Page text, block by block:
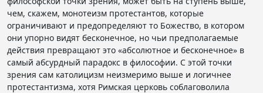
чем, скажем, монотеизм протестантов, которые
ограничивают и предопределяют то Божество, в котором
они упорно видят бесконечное, но чьи предполагаемые
действия превращают это «абсолютное и бесконечное» в
самый абсурдный парадокс в философии. С этой точки
зрения сам католицизм неизмеримо выше и логичнее
протестантизма, хотя Римская церковь соблаговолила